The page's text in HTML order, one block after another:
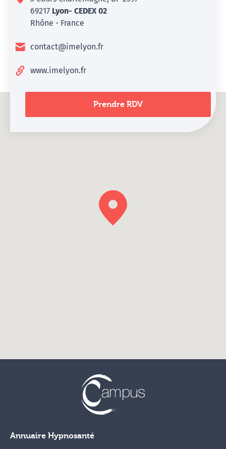
69217 Lyon- CEDEX 02
Rhône - France
contact@imelyon.fr
www.imelyon.fr
Prendre RDV
Annuaire Hypnosanté